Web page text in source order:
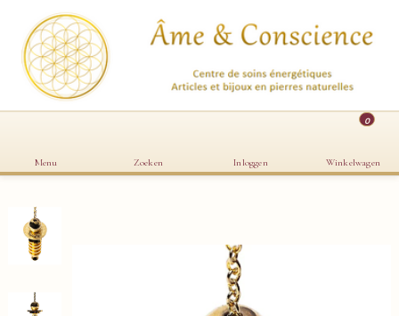
Menu Zoeken Inloggen
0
Winkelwagen